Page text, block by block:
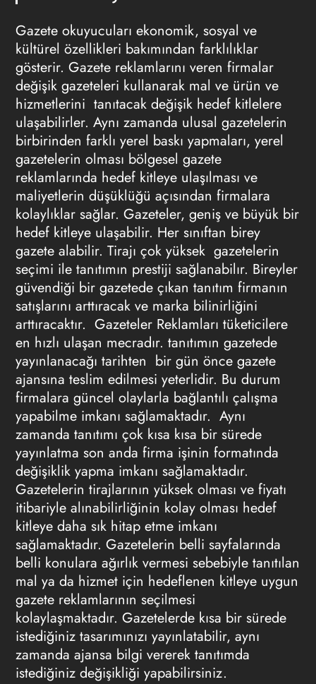
Gazete okuyucuları ekonomik, sosyal ve
kültürel özellikleri bakımından farklılıklar
gösterir. Gazete reklamlarını veren firmalar
değişik gazeteleri kullanarak mal ve ürün ve
hizmetlerini tanıtacak değişik hedef kitlelere
ulaşabilirler. Aynı zamanda ulusal gazetelerin
birbirinden farklı yerel baskı yapmaları, yerel
gazetelerin olması bölgesel gazete
reklamlarında hedef kitleye ulaşılması ve
maliyetlerin düşüklüğü açısından firmalara
kolaylıklar sağlar. Gazeteler, geniş ve büyük bir
hedef kitleye ulaşabilir. Her sınıftan birey
gazete alabilir. Tirajı çok yüksek gazetelerin
seçimi ile tanıtımın prestiji sağlanabilır. Bireyler
güvendiği bir gazetede çıkan tanıtım firmanın
satışlarını arttıracak ve marka bilinirliğini
arttıracaktır. Gazeteler Reklamları tüketicilere
en hızlı ulaşan mecradır. tanıtımın gazetede
yayınlanacağı tarihten bir gün önce gazete
ajansına teslim edilmesi yeterlidir. Bu durum
firmalara güncel olaylarla bağlantılı çalışma
yapabilme imkanı sağlamaktadır. Aynı
zamanda tanıtımı çok kısa kısa bir sürede
yayınlatma son anda firma işinin formatında
değişiklik yapma imkanı sağlamaktadır.
Gazetelerin tirajlarının yüksek olması ve fiyatı
itibariyle alınabilirliğinin kolay olması hedef
kitleye daha sık hitap etme imkanı
sağlamaktadır. Gazetelerin belli sayfalarında
belli konulara ağırlık vermesi sebebiyle tanıtılan
mal ya da hizmet için hedeflenen kitleye uygun
gazete reklamlarının seçilmesi
kolaylaşmaktadır. Gazetelerde kısa bir sürede
istediğiniz tasarımınızı yayınlatabilir, aynı
zamanda ajansa bilgi vererek tanıtımda
istediğiniz değişikliği yapabilirsiniz.